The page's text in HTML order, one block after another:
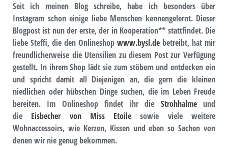
Seit ich meinen Blog schreibe, habe ich besonders über
Instagram schon einige liebe Menschen kennengelernt. Dieser
Blogpost ist nun der erste, der in Kooperation** stattfindet. Die
liebe Steffi, die den Onlineshop www.bysl.de betreibt, hat mir
freundlicherweise die Utensilien zu diesem Post zur Verfügung
gestellt. In ihrem Shop lädt sie zum stöbern und entdecken ein
und spricht damit all Diejenigen an, die gern die kleinen
niedlichen oder hübschen Dinge suchen, die im Leben Freude
bereiten. Im Onlineshop findet ihr die Strohhalmeund
die Eisbecher von Miss Etoile sowie viele weitere
Wohnaccessoirs, wie Kerzen, Kissen und eben so Sachen von
denen wir nie genug bekommen.